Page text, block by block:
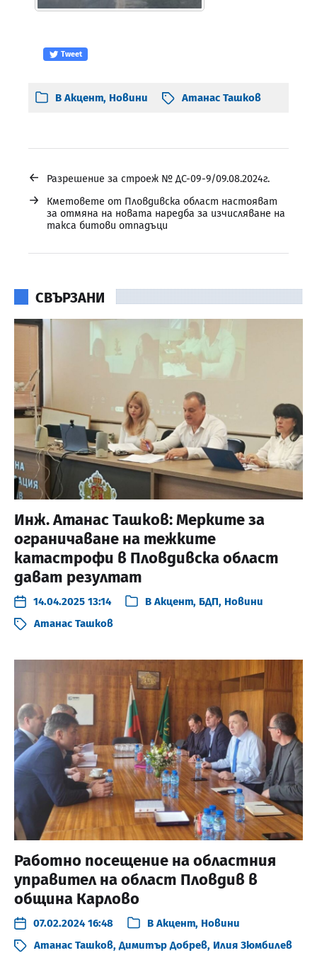
Tweet
В Акцент, Новини Атанас Ташков
← Разрешение за строеж № ДС-09-9/09.08.2024г.
→
Кметовете от Пловдивска област настояват
за отмяна на новата наредба за изчисляване на
такса битови отпадъци
СВЪРЗАНИ
Инж. Атанас Ташков: Мерките за
ограничаване на тежките
катастрофи в Пловдивска област
дават резултат
14.04.2025 13:14 В Акцент, БДП, Новини
Атанас Ташков
Работно посещение на областния
управител на област Пловдив в
община Карлово
07.02.2024 16:48 В Акцент, Новини
Атанас Ташков,Димитър Добрев, Илия Зюмбилев